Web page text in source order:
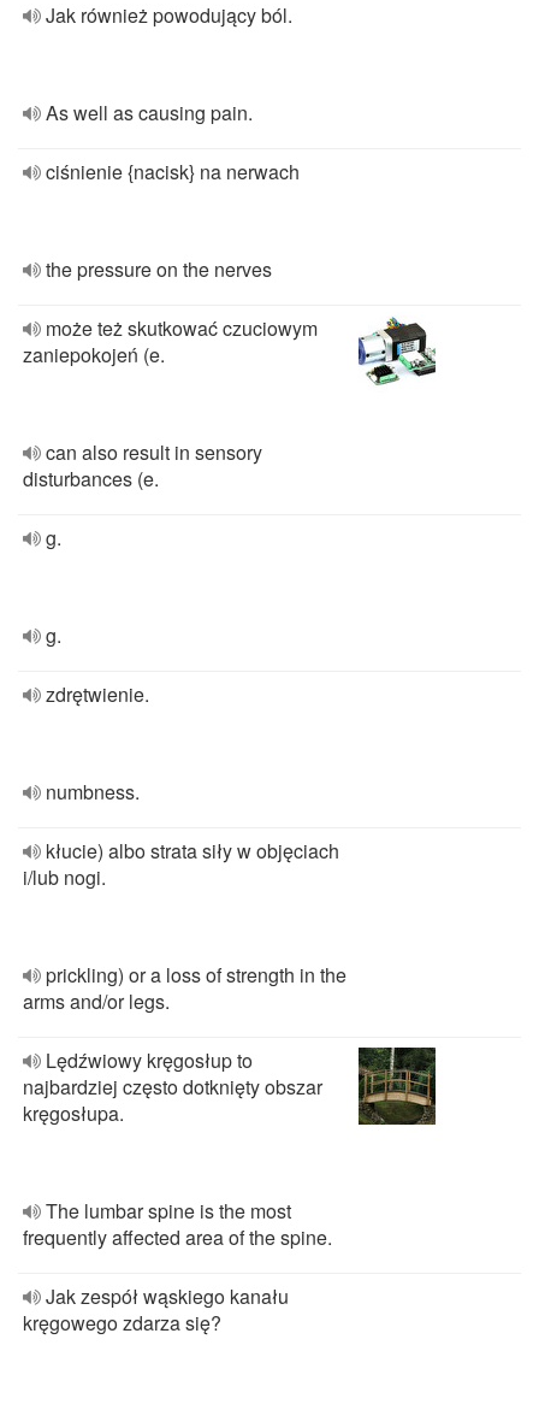
Jak również powodujący ból.
As well as causing pain.
ciśnienie {nacisk} na nerwach
the pressure on the nerves
może też skutkować czuciowym
zaniepokojeń (e.
can also result in sensory
disturbances (e.
g.
g.
zdrętwienie.
numbness.
kłucie) albo strata siły w objęciach
i/lub nogi.
prickling) or a loss of strength in the
arms and/or legs.
Lędźwiowy kręgosłup to
najbardziej często dotknięty obszar
kręgosłupa.
The lumbar spine is the most
frequently affected area of the spine.
Jak zespół wąskiego kanału
kręgowego zdarza się?